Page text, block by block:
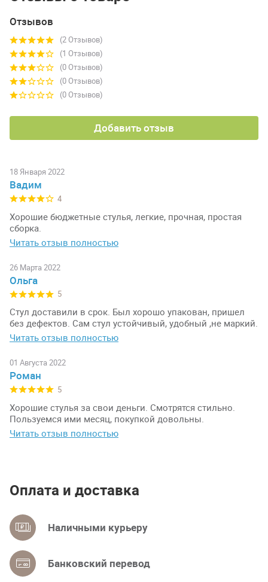
Отзывов
(2 Отзывов)
(1 Отзывов)
(0 Отзывов)
(0 Отзывов)
(0 Отзывов)
Добавить отзыв
18 Января 2022
Вадим
4
Хорошие бюджетные стулья, легкие, прочная, простая
сборка.
Читать отзыв полностью
26 Марта 2022
Ольга
5
Стул доставили в срок. Был хорошо упакован, пришел
без дефектов. Сам стул устойчивый, удобный ,не маркий.
Читать отзыв полностью
01 Августа 2022
Роман
5
Хорошие стулья за свои деньги. Смотрятся стильно.
Пользуемся ими месяц, покупкой довольны.
Читать отзыв полностью
Оплата и доставка
Наличными курьеру
Банковский перевод